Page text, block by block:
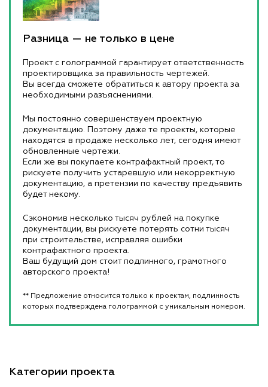
Разница — не только в цене
Проект с голограммой гарантирует ответственность
проектировщика за правильность чертежей.
Вы всегда сможете обратиться к автору проекта за
необходимыми разъяснениями.
Мы постоянно совершенствуем проектную
документацию. Поэтому даже те проекты, которые
находятся в продаже несколько лет, сегодня имеют
обновленные чертежи.
Если же вы покупаете контрафактный проект, то
рискуете получить устаревшую или некорректную
документацию, а претензии по качеству предъявить
будет некому.
Сэкономив несколько тысяч рублей на покупке
документации, вы рискуете потерять сотни тысяч
при строительстве, исправляя ошибки
контрафактного проекта.
Ваш будущий дом стоит подлинного, грамотного
авторского проекта!
** Предложение относится только к проектам, подлинность
которых подтверждена голограммой с уникальным номером.
Категории проекта